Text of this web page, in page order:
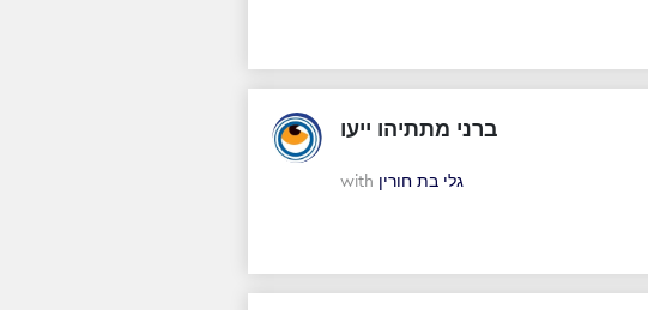
ברני מתתיהו ייעו
with גלי בת חורין